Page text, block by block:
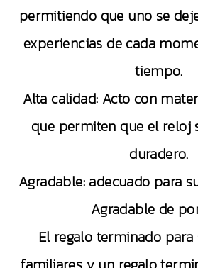
permitiendo que uno se
experiencias de cada
tiempo.
Alta calidad: Acto con
que permiten que el reloj
duradero.
Agradable: adecuado para
Agradable de
El regalo terminado